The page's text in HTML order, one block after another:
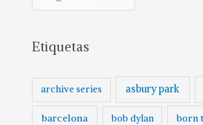
Etiquetas
archive series asbury park
barcelona bob dylan born